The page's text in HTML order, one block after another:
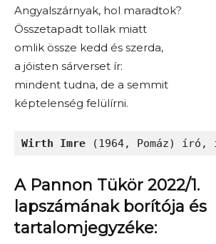
Angyalszárnyak, hol maradtok?
Összetapadt tollak miatt
omlik össze kedd és szerda,
a jóisten sárverset ír:
mindent tudna, de a semmit
képtelenség felülírni.
Wirth Imre (1964, Pomáz) író,
A Pannon Tükör 2022/1.
lapszámának borítója és
tartalomjegyzéke: